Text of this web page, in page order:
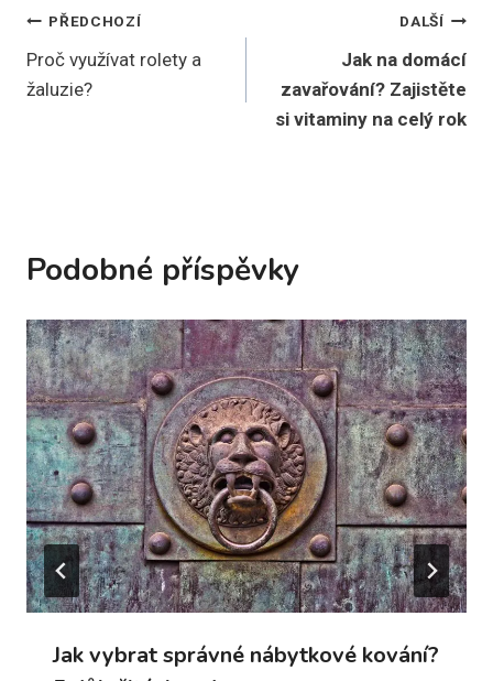
Navigace
pro
PŘEDCHOZÍ
Proč využívat rolety a
žaluzie?
DALŠÍ
Jak na domácí
zavařování? Zajistěte
si vitaminy na celý rok
Podobné příspěvky
Jak vybrat správné nábytkové kování?